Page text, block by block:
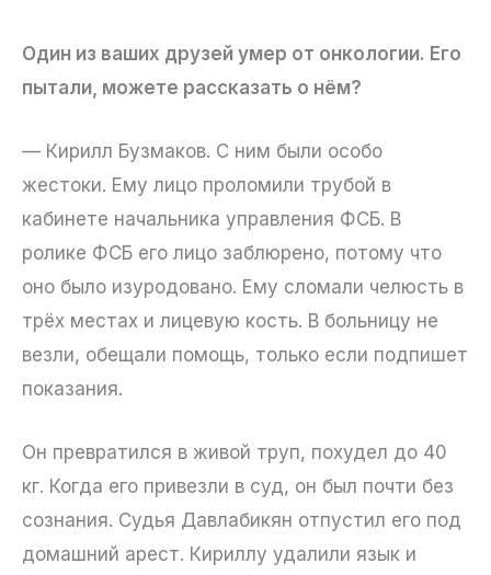
Один из ваших друзей умер от онкологии. Его
пытали, можете рассказать о нём?
— Кирилл Бузмаков. С ним были особо
жестоки. Ему лицо проломили трубой в
кабинете начальника управления ФСБ. В
ролике ФСБ его лицо заблюрено, потому что
оно было изуродовано. Ему сломали челюсть в
трёх местах и лицевую кость. В больницу не
везли, обещали помощь, только если подпишет
показания.
Он превратился в живой труп, похудел до 40
кг. Когда его привезли в суд, он был почти без
сознания. Судья Давлабикян отпустил его под
домашний арест. Кириллу удалили язык и